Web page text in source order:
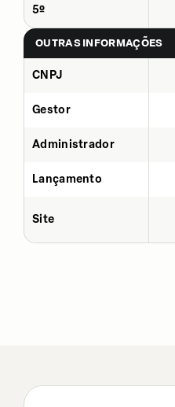
5º
OUTRAS INFORMAÇÕES
CNPJ
Gestor
Administrador
Lançamento
Site